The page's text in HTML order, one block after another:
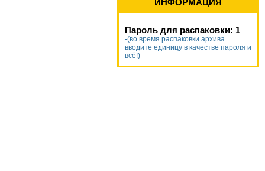
ИНФОРМАЦИЯ
Пароль для распаковки: 1
-(во время распаковки архива
вводите единицу в качестве пароля и
всё!)